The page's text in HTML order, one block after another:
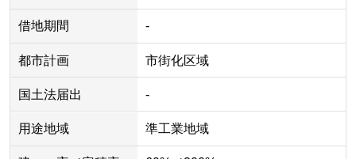
借地期間 -
都市計画 市街化区域
国土法届出 -
用途地域 準工業地域